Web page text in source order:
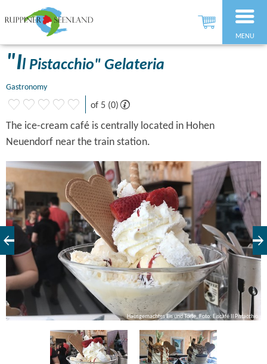
MENU
"Il Pistacchio" Gelateria
Gastronomy
of 5 (0)
The ice-cream café is centrally located in Hohen
Neuendorf near the train station.
Hausgemachtes Eis und Torte, Foto: Eiscafé Il Pistacchio